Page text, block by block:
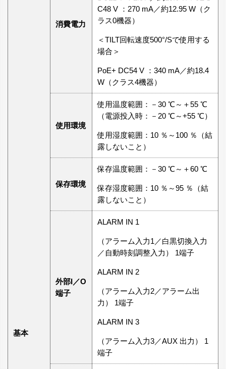
基本
消費電力
C48 V ：270 mA／約12.95 W（ク
ラス0機器）
＜TILT回転速度500°/Sで使用する
場合＞
PoE+ DC54 V ：340 mA／約18.4
W（クラス4機器）
使用環境
使用温度範囲：－30 ℃～＋55 ℃
（電源投入時：－20 ℃～+55 ℃）
使用湿度範囲：10 ％～100 ％（結
露しないこと）
保存環境
保存温度範囲：－30 ℃～＋60 ℃
保存湿度範囲：10 ％～95 ％（結
露しないこと）
外部I／O
端子
ALARM IN 1
（アラーム入力1／白黒切換入力
／自動時刻調整入力） 1端子
ALARM IN 2
（アラーム入力2／アラーム出
力） 1端子
ALARM IN 3
（アラーム入力3／AUX 出力） 1
端子